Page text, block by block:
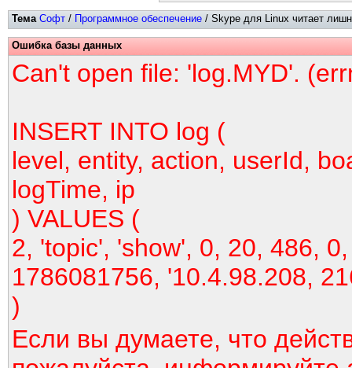
Тема Софт / Программное обеспечение / Skype для Linux читает
Ошибка базы данных
Can't open file: 'log.MYD'.
INSERT INTO log (
level, entity, action, userId,
logTime, ip
) VALUES (
2, 'topic', 'show', 0, 20, 486,
1786081756, '10.4.98.208,
)
Если вы думаете, что